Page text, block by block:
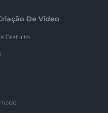
De Vídeo
Gratuito